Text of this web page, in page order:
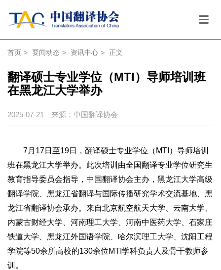
首页 > 要闻动态 > 资讯中心 > 正文
翻译硕士专业学位（MTI）导师培训班
在黑龙江大学举办
2025-07-21 来源：中国翻译协会
7月17日至19日，翻译硕士专业学位（MTI）导师培训
班在黑龙江大学举办。此次培训由全国翻译专业学位研究生
教育指导委员会指导，中国翻译协会主办，黑龙江大学高级
翻译学院、黑龙江省翻译与国际传播研究学术交流基地、黑
龙江省翻译协会承办。来自北京航空航天大学、云南大学、
内蒙古财经大学、河南理工大学、河南中医药大学、石家庄
铁道大学、黑龙江外国语学院、哈尔滨理工大学、沈阳工程
学院等50余所高校的130余位MTI学科负责人及骨干教师参
训。